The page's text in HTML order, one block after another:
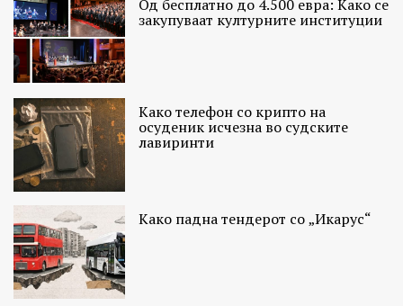
Од бесплатно до 4.500 евра: Како се
закупуваат културните институции
Како телефон со крипто на
осуденик исчезна во судските
лавиринти
Како падна тендерот со „Икарус“